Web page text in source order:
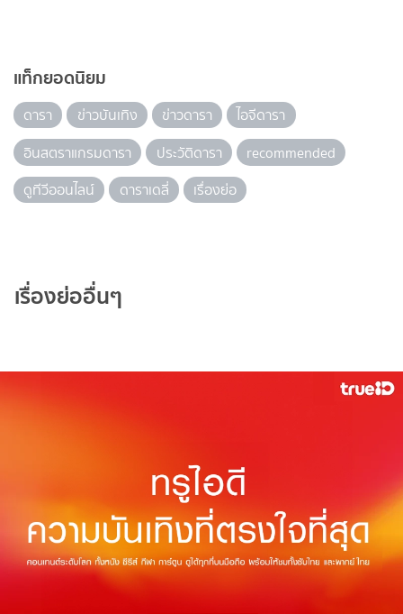
แท็กยอดนิยม
ดารา ข่าวบันเทิง ข่าวดารา
ไอจีดารา
อินสตราแกรมดารา
ประวัติดารา
recommended
ดูทีวีออนไลน์
ดาราเดลี่ เรื่องย่อ
เรื่องย่ออื่นๆ